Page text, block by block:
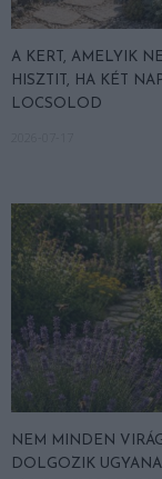
A KERT, AMELYIK
HISZTIT, HA KÉT
LOCSOLOD
NEM MINDEN
DOLGOZIK